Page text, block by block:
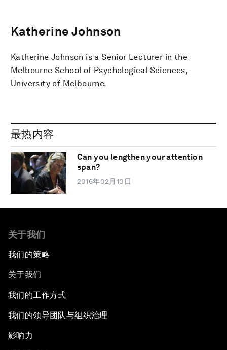
Katherine Johnson
Katherine Johnson is a Senior Lecturer in the
Melbourne School of Psychological Sciences,
University of Melbourne.
最热内容
Can you lengthen your attention
span?
2016年02月10日
关于我们
我们的策略
关于我们
我们的工作方式
我们的领导团队与组织治理
影响力